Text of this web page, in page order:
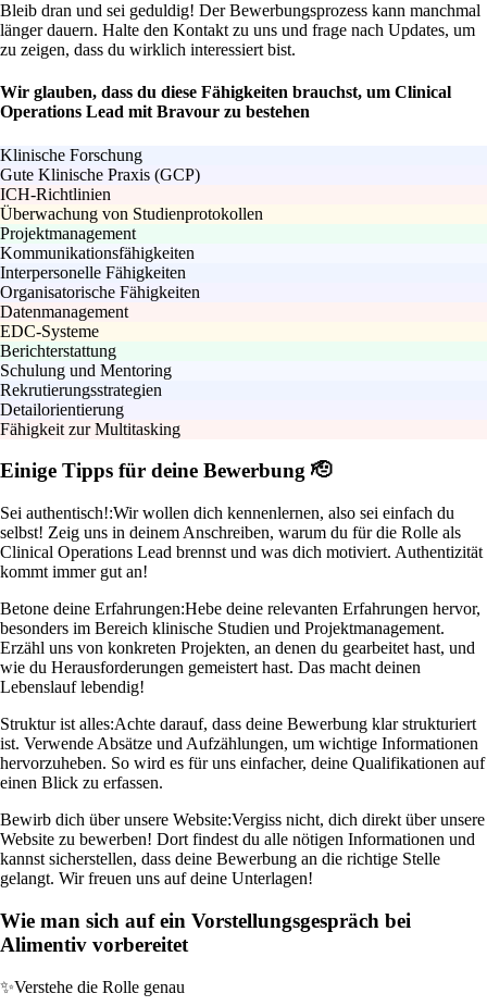
Bleib dran und sei geduldig! Der Bewerbungsprozess kann manchmal
länger dauern. Halte den Kontakt zu uns und frage nach Updates, um
zu zeigen, dass du wirklich interessiert bist.
Wir glauben, dass du diese Fähigkeiten brauchst, um Clinical
Operations Lead mit Bravour zu bestehen
Klinische Forschung
Gute Klinische Praxis (GCP)
ICH-Richtlinien
Überwachung von Studienprotokollen
Projektmanagement
Kommunikationsfähigkeiten
Interpersonelle Fähigkeiten
Organisatorische Fähigkeiten
Datenmanagement
EDC-Systeme
Berichterstattung
Schulung und Mentoring
Rekrutierungsstrategien
Detailorientierung
Fähigkeit zur Multitasking
Einige Tipps für deine Bewerbung 🫡
Sei authentisch!:Wir wollen dich kennenlernen, also sei einfach du
selbst! Zeig uns in deinem Anschreiben, warum du für die Rolle als
Clinical Operations Lead brennst und was dich motiviert. Authentizität
kommt immer gut an!
Betone deine Erfahrungen:Hebe deine relevanten Erfahrungen hervor,
besonders im Bereich klinische Studien und Projektmanagement.
Erzähl uns von konkreten Projekten, an denen du gearbeitet hast, und
wie du Herausforderungen gemeistert hast. Das macht deinen
Lebenslauf lebendig!
Struktur ist alles:Achte darauf, dass deine Bewerbung klar strukturiert
ist. Verwende Absätze und Aufzählungen, um wichtige Informationen
hervorzuheben. So wird es für uns einfacher, deine Qualifikationen auf
einen Blick zu erfassen.
Bewirb dich über unsere Website:Vergiss nicht, dich direkt über unsere
Website zu bewerben! Dort findest du alle nötigen Informationen und
kannst sicherstellen, dass deine Bewerbung an die richtige Stelle
gelangt. Wir freuen uns auf deine Unterlagen!
Wie man sich auf ein Vorstellungsgespräch bei
Alimentiv vorbereitet
✨Verstehe die Rolle genau